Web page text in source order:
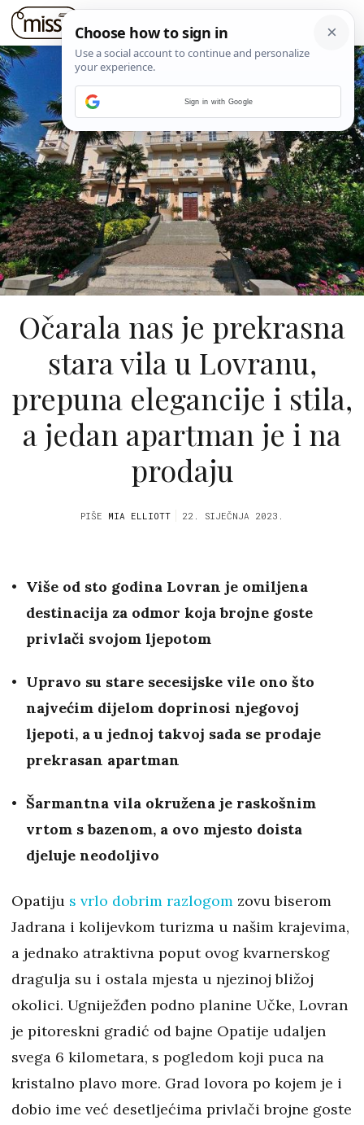
Očarala nas je prekrasna
stara vila u Lovranu,
prepuna elegancije i stila,
a jedan apartman je i na
prodaju
PIŠE MIA ELLIOTT 22. SIJEČNJA 2023.
Više od sto godina Lovran je omiljena
destinacija za odmor koja brojne goste
privlači svojom ljepotom
Upravo su stare secesijske vile ono što
najvećim dijelom doprinosi njegovoj
ljepoti, a u jednoj takvoj sada se prodaje
prekrasan apartman
Šarmantna vila okružena je raskošnim
vrtom s bazenom, a ovo mjesto doista
djeluje neodoljivo
Opatiju s vrlo dobrim razlogom zovu biserom
Jadrana i kolijevkom turizma u našim krajevima,
a jednako atraktivna poput ovog kvarnerskog
dragulja su i ostala mjesta u njezinoj bližoj
okolici. Ugniježđen podno planine Učke, Lovran
je pitoreskni gradić od bajne Opatije udaljen
svega 6 kilometara, s pogledom koji puca na
kristalno plavo more. Grad lovora po kojem je i
dobio ime već desetljećima privlači brojne goste
Sign in with Google